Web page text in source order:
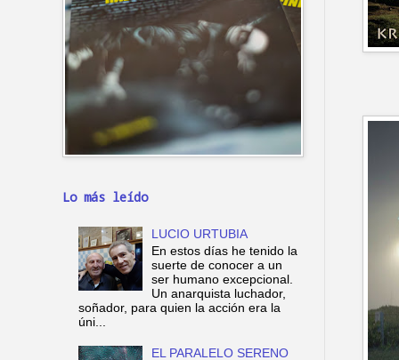
Lo más leído
LUCIO URTUBIA
En estos días he tenido la
suerte de conocer a un
ser humano excepcional.
Un anarquista luchador,
soñador, para quien la acción era la
úni...
EL PARALELO SERENO